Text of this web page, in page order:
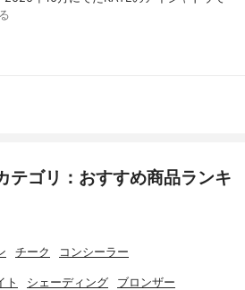
テゴリ：おすすめ商品ランキ
チーク コンシーラー
ト シェーディング ブロンザー